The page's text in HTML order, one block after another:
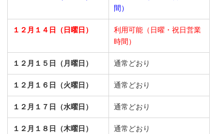
間）
１２月１４日（日曜日）
利用可能（日曜・祝日営業
時間）
１２月１５日（月曜日） 通常どおり
１２月１６日（火曜日） 通常どおり
１２月１７日（水曜日） 通常どおり
１２月１８日（木曜日） 通常どおり